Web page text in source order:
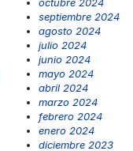
septiembre 2024
agosto 2024
julio 2024
junio 2024
mayo 2024
abril 2024
marzo 2024
febrero 2024
enero 2024
diciembre 2023